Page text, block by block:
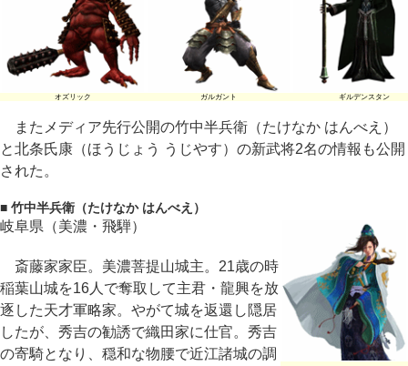
オズリック ガルガント ギルデンスタン
またメディア先行公開の竹中半兵衛（たけなか はんべえ）
と北条氏康（ほうじょう うじやす）の新武将2名の情報も公開
された。
■ 竹中半兵衛（たけなか はんべえ）
岐阜県（美濃・飛騨）
斎藤家家臣。美濃菩提山城主。21歳の時
稲葉山城を16人で奪取して主君・龍興を放
逐した天才軍略家。やがて城を返還し隠居
したが、秀吉の勧誘で織田家に仕官。秀吉
の寄騎となり、穏和な物腰で近江諸城の調